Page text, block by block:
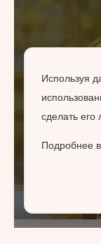
Используя
сделать его
Подробнее